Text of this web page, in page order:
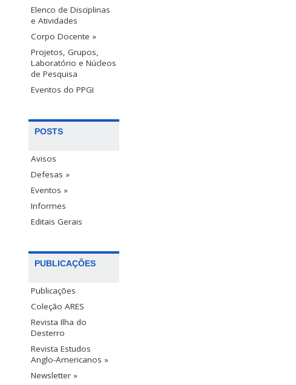
Elenco de Disciplinas
e Atividades
Corpo Docente »
Projetos, Grupos,
Laboratório e Núcleos
de Pesquisa
Eventos do PPGI
POSTS
Avisos
Defesas »
Eventos »
Informes
Editais Gerais
PUBLICAÇÕES
Publicações
Coleção ARES
Revista Ilha do
Desterro
Revista Estudos
Anglo-Americanos »
Newsletter »